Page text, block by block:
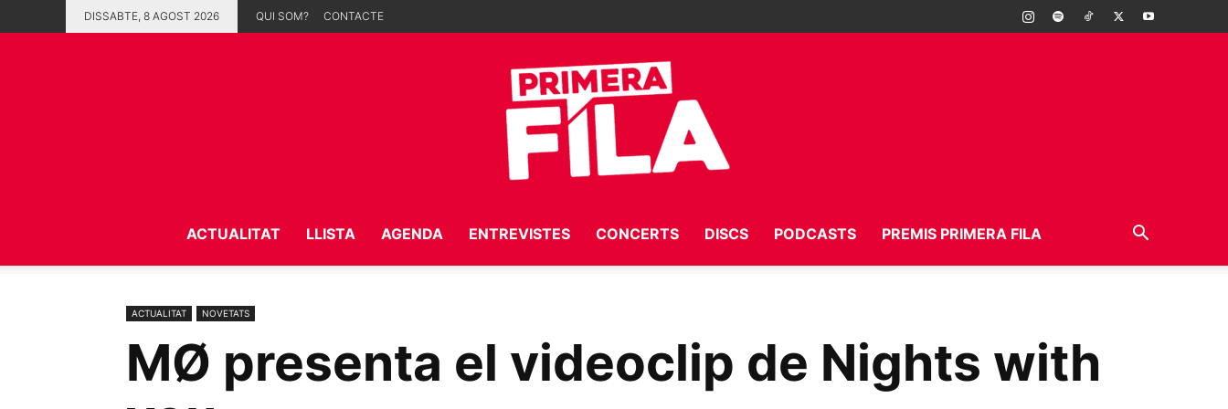
DISSABTE, 8 AGOST 2026 QUI SOM? CONTACTE
Fila
ACTUALITAT LLISTA AGENDA ENTREVISTES CONCERTS DISCS PODCASTS PREMIS PRIMERA FILA
ACTUALITAT NOVETATS
MØ presenta el videoclip de Nights with